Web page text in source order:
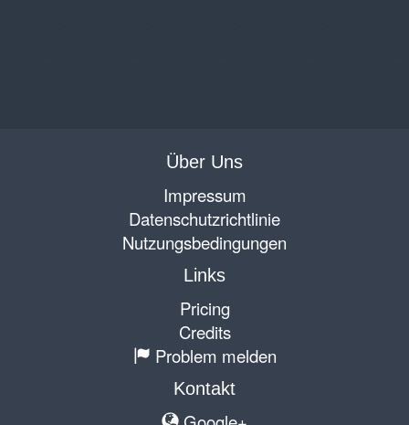
Über Uns
Impressum
Datenschutzrichtlinie
Nutzungsbedingungen
Links
Pricing
Credits
Problem melden
Kontakt